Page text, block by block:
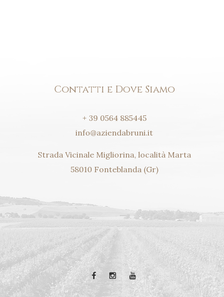
Contatti e Dove Siamo
+ 39 0564 885445
info@aziendabruni.it
Strada Vicinale Migliorina, località Marta
58010 Fonteblanda (Gr)